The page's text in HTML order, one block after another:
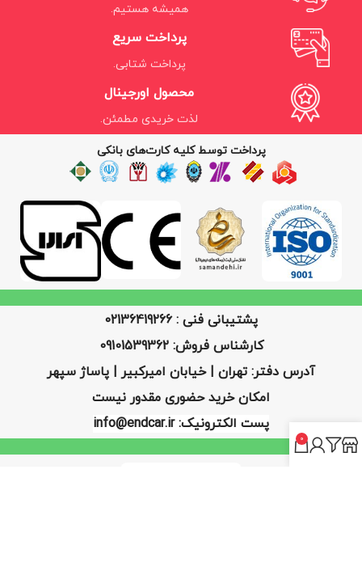
همیشه هستیم.
پرداخت سریع
پرداخت شتابی.
محصول اورجینال
لذت خریدی مطمئن.
پرداخت توسط کلیه کارت‌های بانکی
پشتیبانی فنی : 02136419266
کارشناس فروش: 09101539362
آدرس دفتر: تهران | خیابان امیرکبیر | پاساژ سپهر
امکان خرید حضوری مقدور نیست
پست الکترونیک: info@endcar.ir
0